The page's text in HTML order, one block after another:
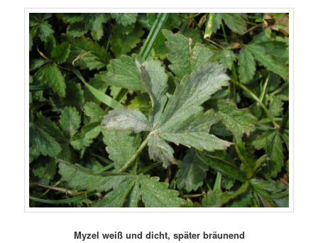
Myzel weiß und dicht, später bräunend